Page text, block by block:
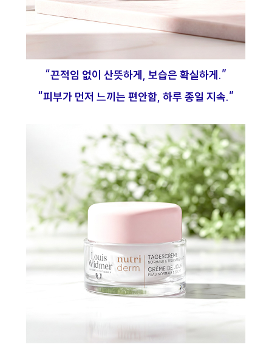
“끈적임 없이 산뜻하게, 보습은 확실하게.”
“피부가 먼저 느끼는 편안함, 하루 종일 지속.”